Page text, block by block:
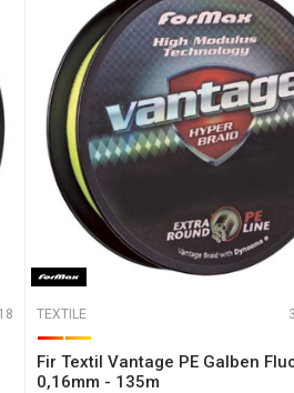
TEXTILE
Fir Textil Vantage PE Galben
0,16mm - 135m